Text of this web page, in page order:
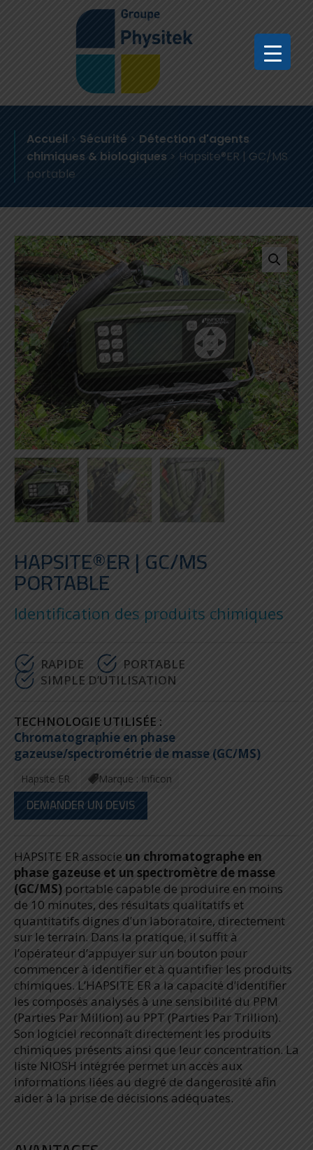
Accueil > Sécurité > Détection d'agents
chimiques & biologiques > Hapsite®ER | GC/MS
portable
HAPSITE®ER | GC/MS
PORTABLE
Identification des produits chimiques
RAPIDE
PORTABLE
SIMPLE D’UTILISATION
TECHNOLOGIE UTILISÉE :
Chromatographie en phase
gazeuse/spectrométrie de masse (GC/MS)
Hapsite ER Marque : Inficon
DEMANDER UN DEVIS
HAPSITE ER associe un chromatographe en
phase gazeuse et un spectromètre de masse
(GC/MS) portable capable de produire en moins
de 10 minutes, des résultats qualitatifs et
quantitatifs dignes d’un laboratoire, directement
sur le terrain. Dans la pratique, il suffit à
l’opérateur d’appuyer sur un bouton pour
commencer à identifier et à quantifier les produits
chimiques. L’HAPSITE ER a la capacité d’identifier
les composés analysés à une sensibilité du PPM
(Parties Par Million) au PPT (Parties Par Trillion).
Son logiciel reconnaît directement les produits
chimiques présents ainsi que leur concentration. La
liste NIOSH intégrée permet un accès aux
informations liées au degré de dangerosité afin
aider à la prise de décisions adéquates.